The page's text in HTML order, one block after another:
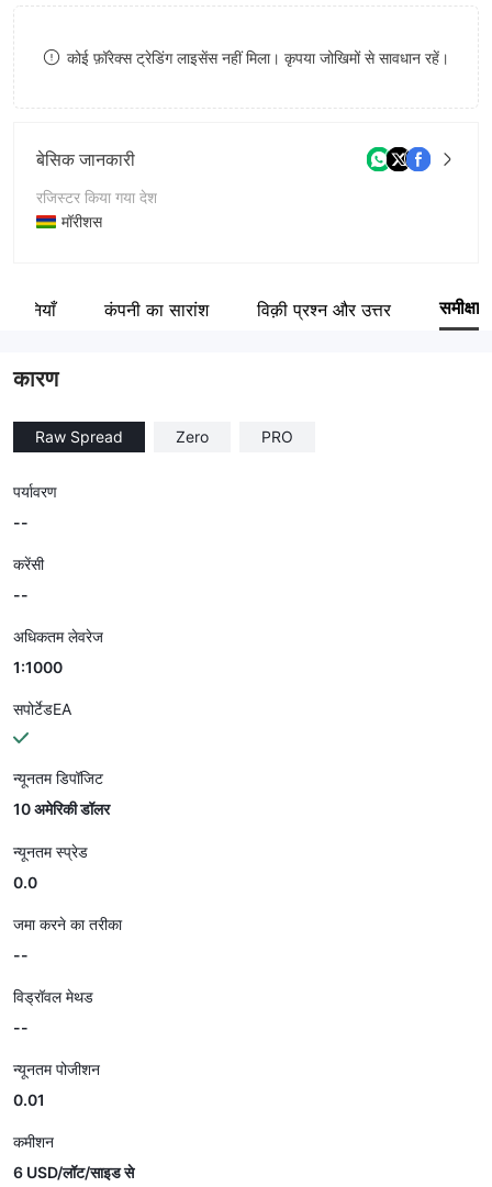
9 9
कोई फ़ॉरेक्स ट्रेडिंग लाइसेंस नहीं मिला। कृपया जोखिमों से सावधान रहें।
बेसिक जानकारी
रजिस्टर किया गया देश
मॉरीशस
कंपनी का नामकंपनी का सारांश विक़ी प्रश्न और उत्तर समीक्षा
कारण
Raw Spread Zero PRO
पर्यावरण
--
करेंसी
--
अधिकतम लेवरेज
1:1000
सपोर्टेडEA
न्यूनतम डिपॉजिट
10 अमेरिकी डॉलर
न्यूनतम स्प्रेड
0.0
जमा करने का तरीका
--
विड्रॉवल मेथड
--
न्यूनतम पोजीशन
0.01
कमीशन
6 USD/लॉट/साइड से